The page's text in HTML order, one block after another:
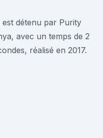
détenu par Purity
avec un temps de 2
réalisé en 2017.